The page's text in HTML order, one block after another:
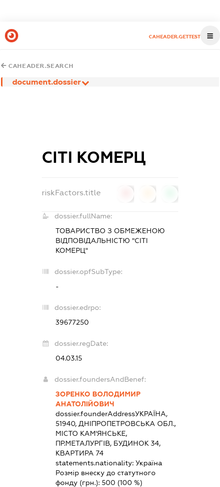
CAHEADER.GETTEST
CAHEADER.SEARCH
document.dossier
СІТІ КОМЕРЦ
riskFactors.title
dossier.fullName:
ТОВАРИСТВО З ОБМЕЖЕНОЮ
ВІДПОВІДАЛЬНІСТЮ "СІТІ
КОМЕРЦ"
dossier.opfSubType:
-
dossier.edrpo:
39677250
dossier.regDate:
04.03.15
dossier.foundersAndBenef:
ЗОРЕНКО ВОЛОДИМИР
АНАТОЛІЙОВИЧ
dossier.founderAddressУКРАЇНА,
51940, ДНІПРОПЕТРОВСЬКА ОБЛ.,
МІСТО КАМ'ЯНСЬКЕ,
ПР.МЕТАЛУРГІВ, БУДИНОК 34,
КВАРТИРА 74
statements.nationality: Україна
Розмір внеску до статутного
фонду (грн.): 500 (100 %)